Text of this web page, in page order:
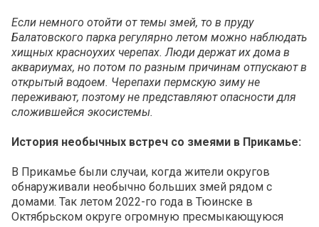
Если немного отойти от темы змей, то в пруду
Балатовского парка регулярно летом можно наблюдать
хищных красноухих черепах. Люди держат их дома в
аквариумах, но потом по разным причинам отпускают в
открытый водоем. Черепахи пермскую зиму не
переживают, поэтому не представляют опасности для
сложившейся экосистемы.
История необычных встреч со змеями в Прикамье:
В Прикамье были случаи, когда жители округов
обнаруживали необычно больших змей рядом с
домами. Так летом 2022-го года в Тюинске в
Октябрьском округе огромную пресмыкающуюся